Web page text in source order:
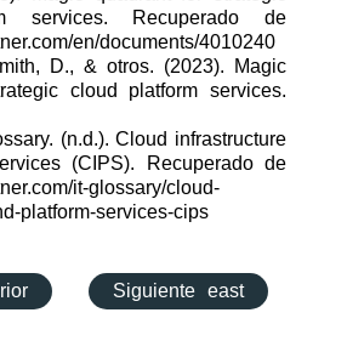
services. Recuperado de
en/documents/4010240
D., & otros. (2023). Magic
cloud platform services.
(n.d.). Cloud infrastructure
(CIPS). Recuperado de
it-glossary/cloud-
platform-services-cips
Siguiente east